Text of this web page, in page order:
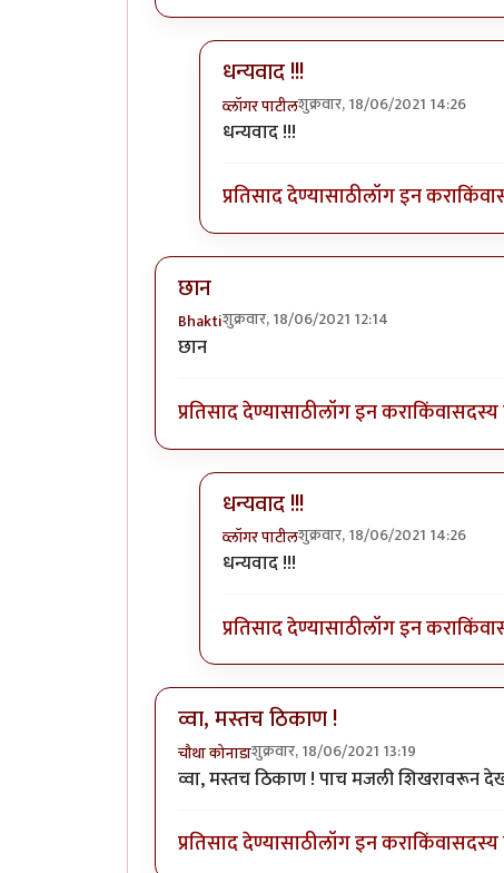
धन्यवाद !!!
व्लॉगर पाटीलशुक्रवार, 18/06/2021 14:26
In reply to
धन्यवाद !!!
प्रतिसाद देण्यासाठीलॉग इन कराकिंवा
छान
Bhaktiशुक्रवार, 18/06/2021 12:14
छान
प्रतिसाद देण्यासाठीलॉग इन कराकिंवासदस्य
धन्यवाद !!!
व्लॉगर पाटीलशुक्रवार, 18/06/2021 14:26
In reply to
धन्यवाद !!!
प्रतिसाद देण्यासाठीलॉग इन कराकिंवा
व्वा, मस्तच ठिकाण !
चौथा कोनाडाशुक्रवार, 18/06/2021 13:19
व्वा, मस्तच ठिकाण ! पाच मजली शिखरावरून
प्रतिसाद देण्यासाठीलॉग इन कराकिंवासदस्य